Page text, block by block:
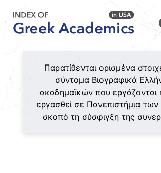
content
Index of Greek
Academics in
Aristotle University of Thessaloniki
Παρατίθενται ορισμένα
σύντομα Βιογραφικά
ακαδημαϊκών που εργάζονται
εργασθεί σε Πανεπιστήμια
σκοπό τη σύσφιγξη της